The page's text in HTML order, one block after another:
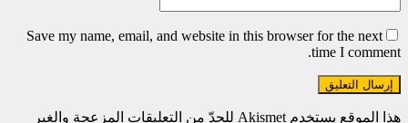
Save my name, email, and website in this browser for the next
time I comment.
هذا الموقع يستخدم Akismet للحدّ من التعليقات المزعجة والغير